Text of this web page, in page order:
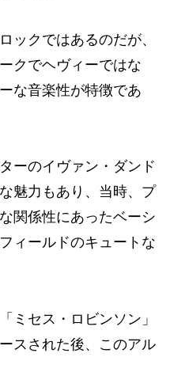
ックではあるのだが、
クでヘヴィーではな
な音楽性が特徴であ
ーのイヴァン・ダンド
魅力もあり、当時、プ
関係性にあったベーシ
ィールドのキュートな
ミセス・ロビンソン」
スされた後、このアル